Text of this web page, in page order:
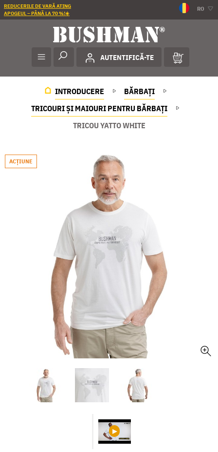
REDUCERILE DE VARĂ ATING
APOGEUL – PÂNĂ LA 70 %!☀️
RO
AUTENTIFICĂ-TE
INTRODUCERE
BĂRBAȚI
TRICOURI ȘI MAIOURI PENTRU BĂRBAȚI
TRICOU YATTO WHITE
ACŢIUNE